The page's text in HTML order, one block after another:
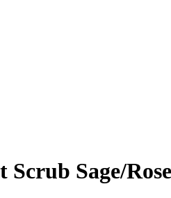
Scrub Sage/